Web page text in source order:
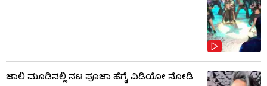
ಜಾಲಿ ಮೂಡಿನಲ್ಲಿ ನಟಿ ಪೂಜಾ ಹೆಗ್ಡೆ, ವಿಡಿಯೋ ನೋಡಿ